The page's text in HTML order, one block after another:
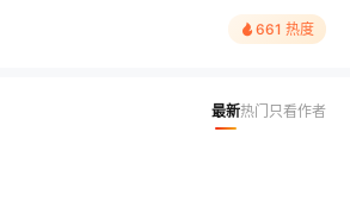
661 热度
最新热门 只看作者